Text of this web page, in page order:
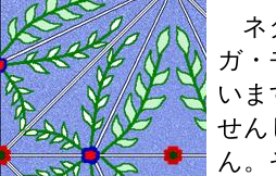
ネ
ガ
い
せん
ん